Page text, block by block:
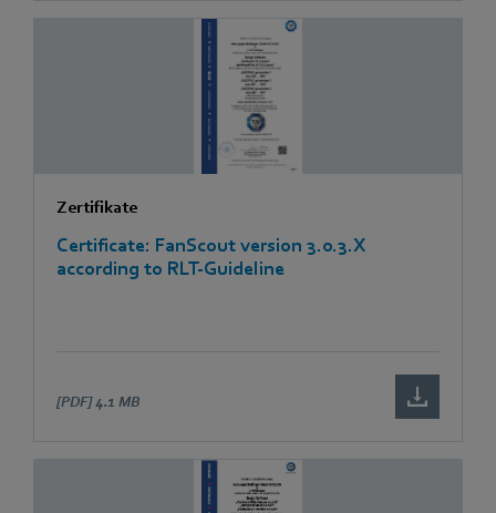
Zertifikate
Certificate: FanScout version 3.0.3.X
according to RLT-Guideline
[PDF] 4.1 MB